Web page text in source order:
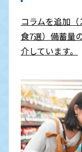
自
コラムを追加
食7選）備蓄量
介しています。